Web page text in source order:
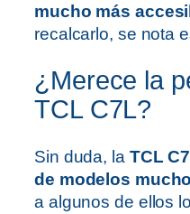
mucho más
recalcarlo, se nota
¿Merece la
TCL C7L?
Sin duda, la TCL
de modelos
a algunos de ellos